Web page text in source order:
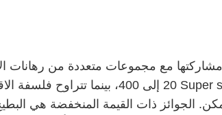
مشاركتها مع مجموعات متعددة من رهانات
الجوائز ذات القيمة المنخفضة هي